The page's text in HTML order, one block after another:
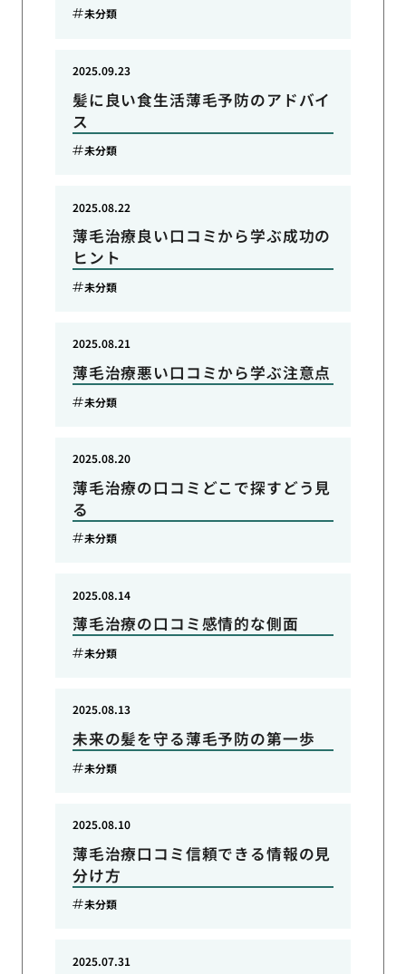
未分類
髪に良い食生活薄毛予防のアドバイ
ス
2025.09.23
未分類
薄毛治療良い口コミから学ぶ成功の
ヒント
2025.08.22
未分類
薄毛治療悪い口コミから学ぶ注意点
2025.08.21
未分類
薄毛治療の口コミどこで探すどう見
る
2025.08.20
未分類
薄毛治療の口コミ感情的な側面
2025.08.14
未分類
未来の髪を守る薄毛予防の第一歩
2025.08.13
未分類
薄毛治療口コミ信頼できる情報の見
分け方
2025.08.10
未分類
2025.07.31